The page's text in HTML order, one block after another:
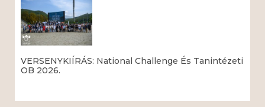
VERSENYKIÍRÁS: National Challenge És Tanintézeti
OB 2026.